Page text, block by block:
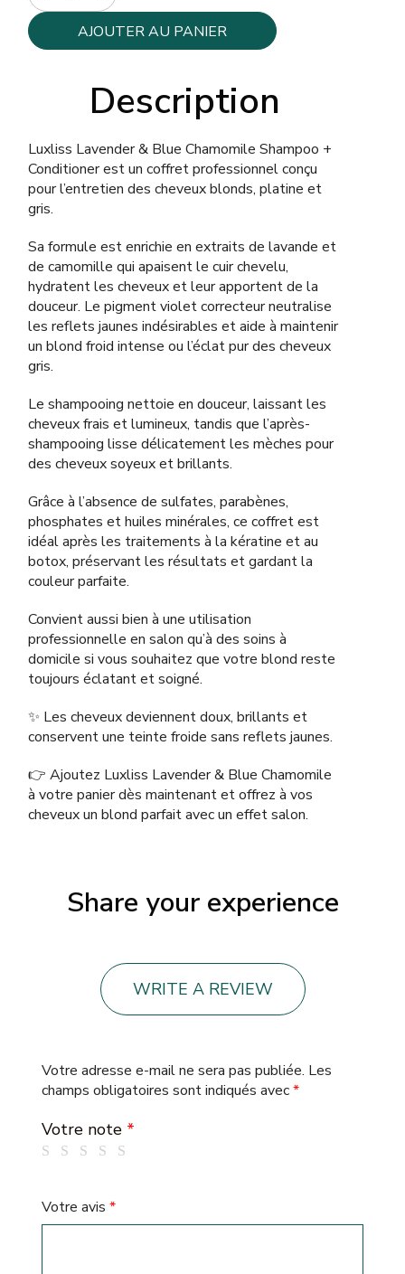
AJOUTER AU PANIER
Description
Luxliss Lavender & Blue Chamomile Shampoo +
Conditioner est un coffret professionnel conçu
pour l’entretien des cheveux blonds, platine et
gris.
Sa formule est enrichie en extraits de lavande et
de camomille qui apaisent le cuir chevelu,
hydratent les cheveux et leur apportent de la
douceur. Le pigment violet correcteur neutralise
les reflets jaunes indésirables et aide à maintenir
un blond froid intense ou l’éclat pur des cheveux
gris.
Le shampooing nettoie en douceur, laissant les
cheveux frais et lumineux, tandis que l’après-
shampooing lisse délicatement les mèches pour
des cheveux soyeux et brillants.
Grâce à l’absence de sulfates, parabènes,
phosphates et huiles minérales, ce coffret est
idéal après les traitements à la kératine et au
botox, préservant les résultats et gardant la
couleur parfaite.
Convient aussi bien à une utilisation
professionnelle en salon qu’à des soins à
domicile si vous souhaitez que votre blond reste
toujours éclatant et soigné.
✨ Les cheveux deviennent doux, brillants et
conservent une teinte froide sans reflets jaunes.
👉 Ajoutez Luxliss Lavender & Blue Chamomile
à votre panier dès maintenant et offrez à vos
cheveux un blond parfait avec un effet salon.
Share your experience
WRITE A REVIEW
Votre adresse e-mail ne sera pas publiée. Les
champs obligatoires sont indiqués avec*
Votre note *
Votre avis *